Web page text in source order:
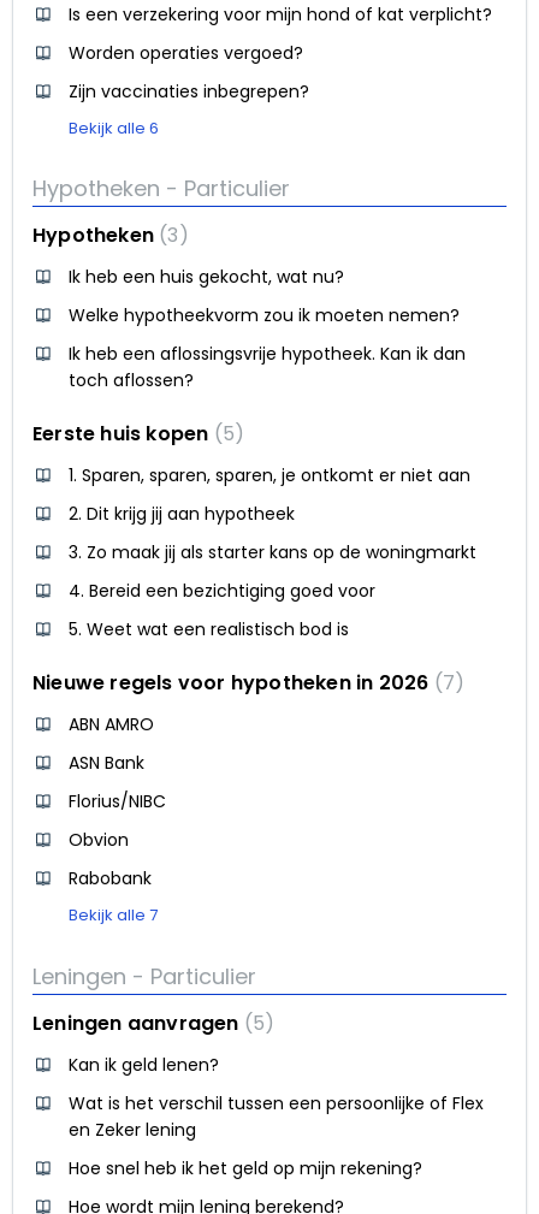
Is een verzekering voor mijn hond of kat verplicht?
Worden operaties vergoed?
Zijn vaccinaties inbegrepen?
Bekijk alle 6
Hypotheken - Particulier
Hypotheken 3
Ik heb een huis gekocht, wat nu?
Welke hypotheekvorm zou ik moeten nemen?
Ik heb een aflossingsvrije hypotheek. Kan ik dan
toch aflossen?
Eerste huis kopen 5
1. Sparen, sparen, sparen, je ontkomt er niet aan
2. Dit krijg jij aan hypotheek
3. Zo maak jij als starter kans op de woningmarkt
4. Bereid een bezichtiging goed voor
5. Weet wat een realistisch bod is
Nieuwe regels voor hypotheken in 2026 7
ABN AMRO
ASN Bank
Florius/NIBC
Obvion
Rabobank
Bekijk alle 7
Leningen - Particulier
Leningen aanvragen 5
Kan ik geld lenen?
Wat is het verschil tussen een persoonlijke of Flex
en Zeker lening
Hoe snel heb ik het geld op mijn rekening?
Hoe wordt mijn lening berekend?